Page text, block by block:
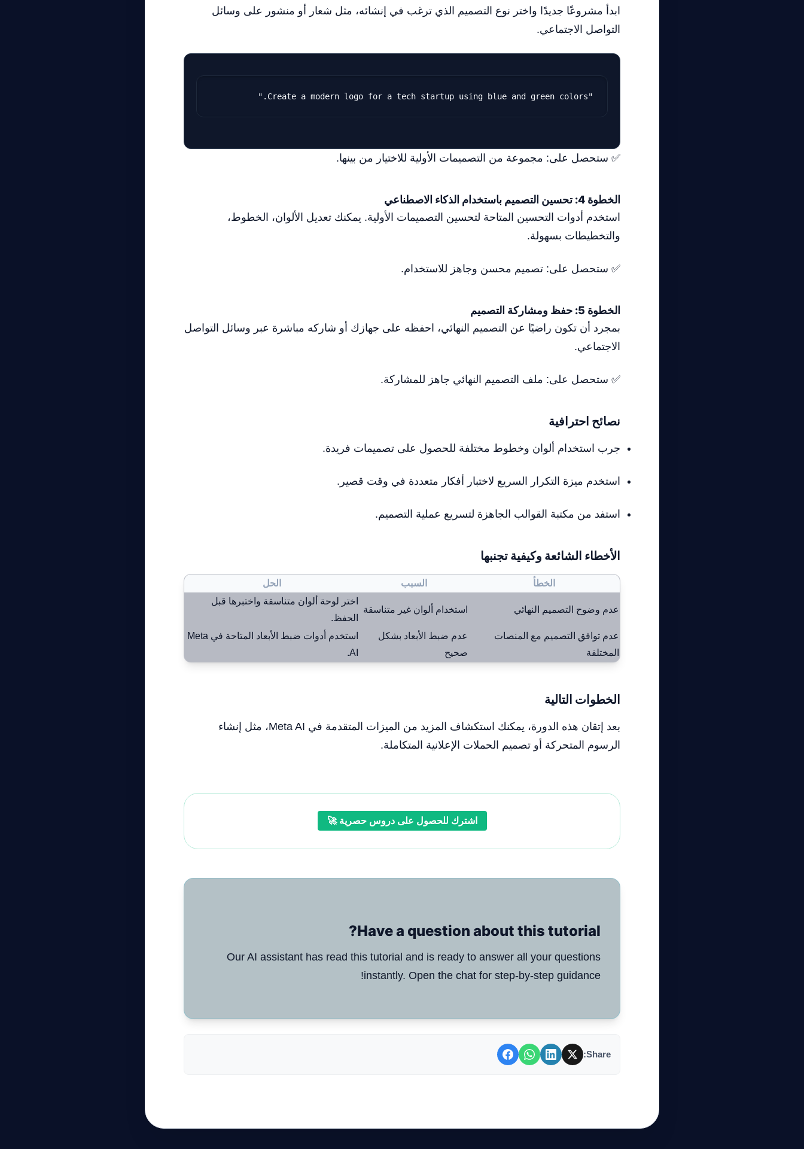
ابدأ مشروعًا جديدًا واختر نوع التصميم الذي ترغب في إنشائه، مثل شعار أو منشور على وسائل
التواصل الاجتماعي.
"Create a modern logo for a tech startup using blue and green colors."
✅ ستحصل على: مجموعة من التصميمات الأولية للاختيار من بينها.
الخطوة 4: تحسين التصميم باستخدام الذكاء الاصطناعي
استخدم أدوات التحسين المتاحة لتحسين التصميمات الأولية. يمكنك تعديل الألوان، الخطوط،
والتخطيطات بسهولة.
✅ ستحصل على: تصميم محسن وجاهز للاستخدام.
الخطوة 5: حفظ ومشاركة التصميم
بمجرد أن تكون راضيًا عن التصميم النهائي، احفظه على جهازك أو شاركه مباشرة عبر وسائل التواصل
الاجتماعي.
✅ ستحصل على: ملف التصميم النهائي جاهز للمشاركة.
نصائح احترافية
جرب استخدام ألوان وخطوط مختلفة للحصول على تصميمات فريدة.
استخدم ميزة التكرار السريع لاختبار أفكار متعددة في وقت قصير.
استفد من مكتبة القوالب الجاهزة لتسريع عملية التصميم.
الأخطاء الشائعة وكيفية تجنبها
الخطأ السبب الحل
عدم وضوح التصميم النهائي استخدام ألوان غير متناسقة
اختر لوحة ألوان متناسقة واختبرها قبل
الحفظ.
عدم توافق التصميم مع المنصات
المختلفة
عدم ضبط الأبعاد بشكل
صحيح
استخدم أدوات ضبط الأبعاد المتاحة في Meta
AI.
الخطوات التالية
بعد إتقان هذه الدورة، يمكنك استكشاف المزيد من الميزات المتقدمة في Meta AI، مثل إنشاء
الرسوم المتحركة أو تصميم الحملات الإعلانية المتكاملة.
اشترك للحصول على دروس حصرية 🚀
Have a question about this tutorial?
Our AI assistant has read this tutorial and is ready to answer all your questions
instantly. Open the chat for step-by-step guidance!
Share: